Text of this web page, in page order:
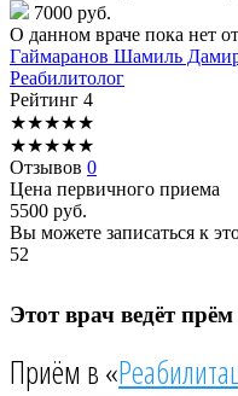
7000 руб.
О данном враче пока нет
Гаймаранов Шамиль
Реабилитолог
Рейтинг 4
★★★★★
★★★★★
Отзывов 0
Цена первичного приема
5500 руб.
Вы можете записаться к
52
Этот врач ведёт
Приём в «